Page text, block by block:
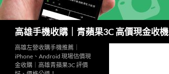
高雄手機收購｜青蘋果3C 高價現金收機
高雄左營收購手機推薦｜
iPhone、Android 現場估價現
金收購｜高雄青蘋果3C 評價